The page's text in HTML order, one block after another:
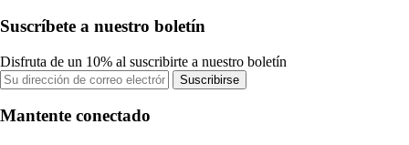
Suscríbete a nuestro boletín
Disfruta de un 10% al suscribirte a nuestro boletín
Suscribirse
Mantente conectado